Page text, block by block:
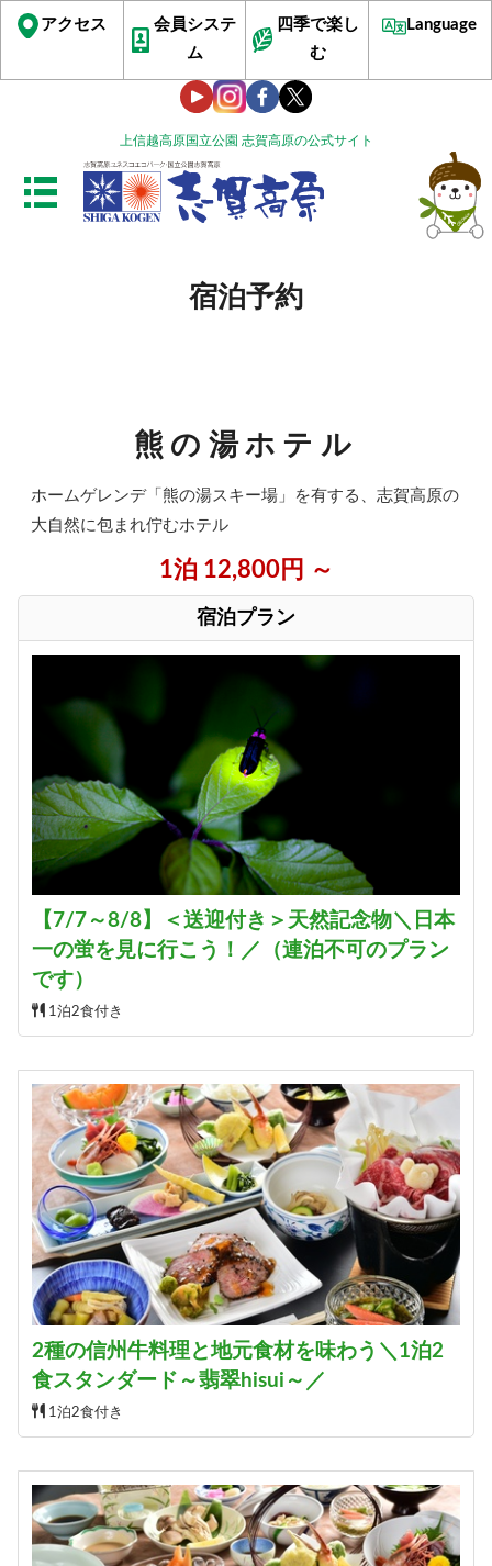
上信越高原国立公園 志賀高原の公式サイト
アクセス
会員システ
ム
四季で楽し
む
Language
宿泊予約
熊の湯ホテル
ホームゲレンデ「熊の湯スキー場」を有する、志賀高原の
大自然に包まれ佇むホテル
1泊 12,800円 ～
宿泊プラン
【7/7～8/8】＜送迎付き＞天然記念物＼日本
一の蛍を見に行こう！／（連泊不可のプラン
です）
1泊2食付き
2種の信州牛料理と地元食材を味わう＼1泊2
食スタンダード～翡翠hisui～／
1泊2食付き